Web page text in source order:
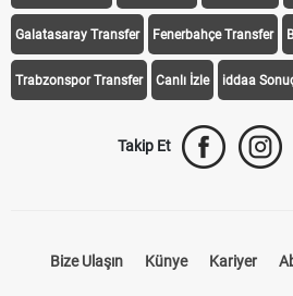
Galatasaray Transfer Fenerbahçe Transfer
Trabzonspor Transfer Canlı İzle iddaa
Takip Et
Bize Ulaşın Künye Kariyer